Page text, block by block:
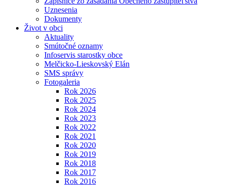
Uznesenia
Dokumenty
Život v obci
Aktuality
Smútočné oznamy
Infoservis starostky obce
Melčicko-Lieskovský Elán
SMS správy
Fotogaleria
Rok 2026
Rok 2025
Rok 2024
Rok 2023
Rok 2022
Rok 2021
Rok 2020
Rok 2019
Rok 2018
Rok 2017
Rok 2016